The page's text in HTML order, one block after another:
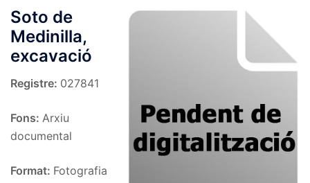
Soto de
Medinilla,
excavació
Registre: 027841
Fons: Arxiu
documental
Format: Fotografia